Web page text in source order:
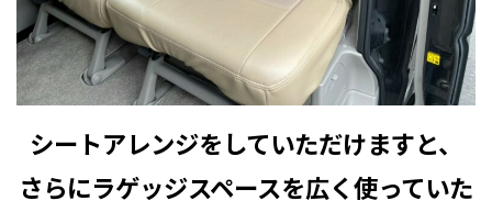
シートアレンジをしていただけますと、
さらにラゲッジスペースを広く使っていた